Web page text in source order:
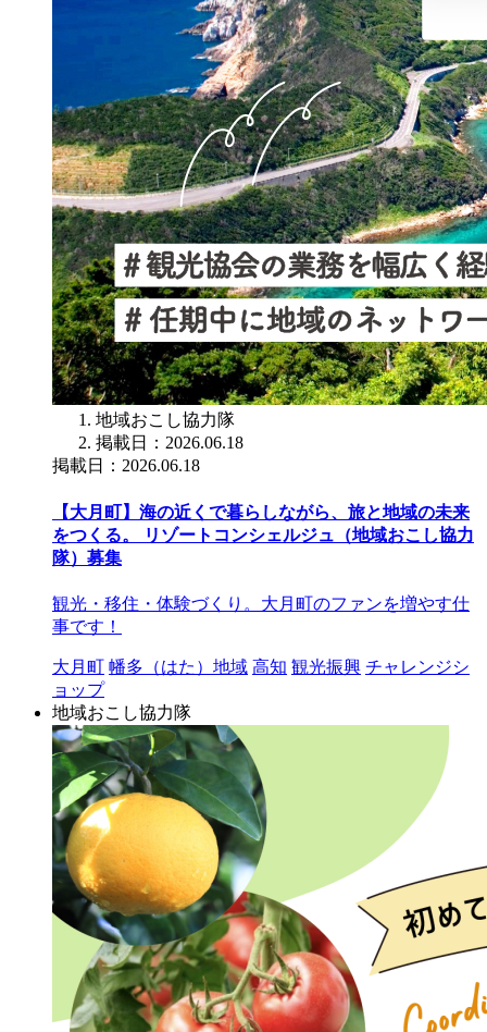
地域おこし協力隊
掲載日：2026.06.18
掲載日：2026.06.18
【大月町】海の近くで暮らしながら、旅と地域の未来
をつくる。 リゾートコンシェルジュ（地域おこし協力
隊）募集
観光・移住・体験づくり。大月町のファンを増やす仕
事です！
大月町 幡多（はた）地域 高知 観光振興 チャレンジシ
ョップ
地域おこし協力隊